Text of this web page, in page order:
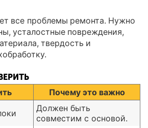
все проблемы ремонта. Нужно
усталостные повреждения,
твердость и
Почему это важно
Должен быть
совместим с основой.